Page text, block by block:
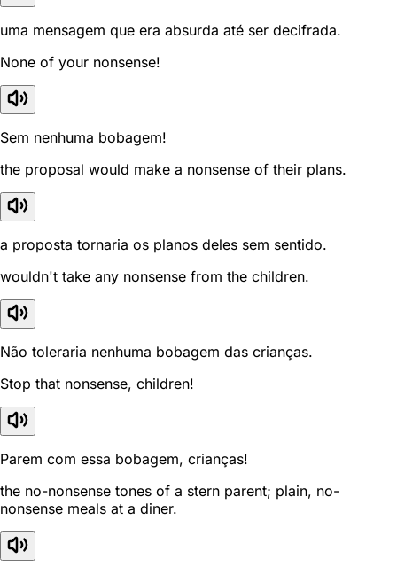
uma mensagem que era absurda até ser decifrada.
None of your nonsense!
Sem nenhuma bobagem!
the proposal would make a nonsense of their plans.
a proposta tornaria os planos deles sem sentido.
wouldn't take any nonsense from the children.
Não toleraria nenhuma bobagem das crianças.
Stop that nonsense, children!
Parem com essa bobagem, crianças!
the no-nonsense tones of a stern parent; plain, no-
nonsense meals at a diner.